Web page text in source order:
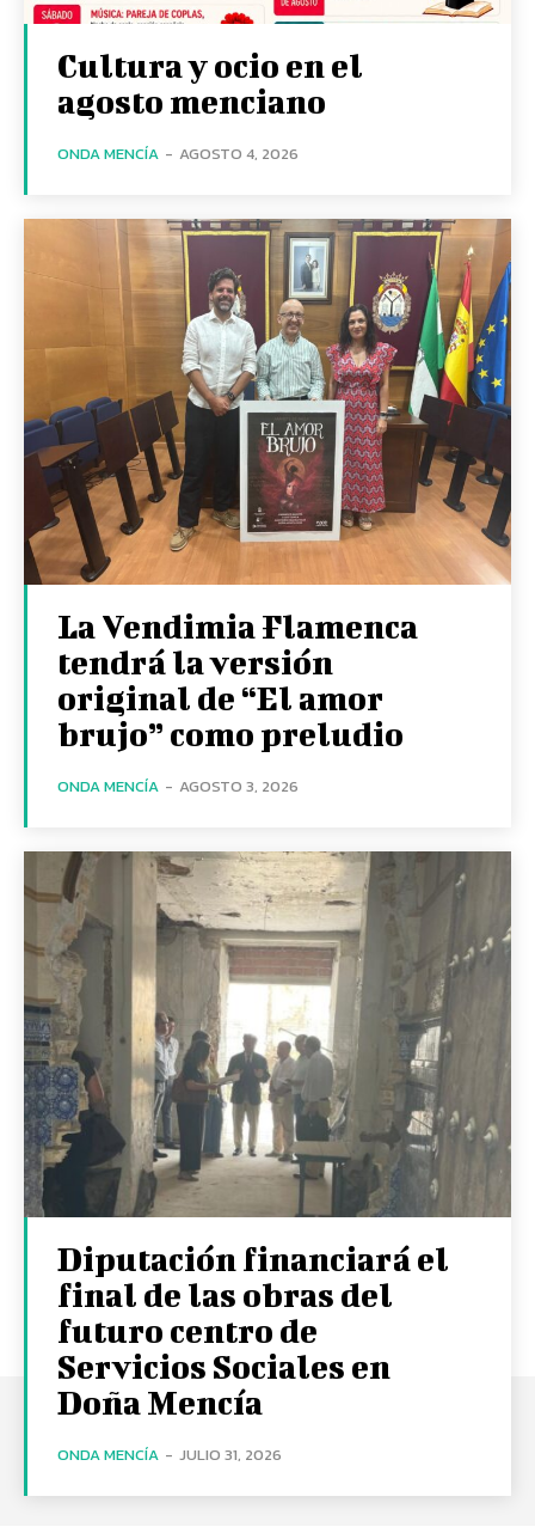
Cultura y ocio en el
agosto menciano
ONDA MENCÍA - AGOSTO 4, 2026
La Vendimia Flamenca
tendrá la versión
original de “El amor
brujo” como preludio
ONDA MENCÍA - AGOSTO 3, 2026
Diputación financiará el
final de las obras del
futuro centro de
Servicios Sociales en
Doña Mencía
ONDA MENCÍA - JULIO 31, 2026